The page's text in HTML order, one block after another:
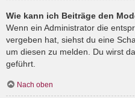
Wie kann ich Beiträge den
Wenn ein Administrator die
vergeben hat, siehst du eine
um diesen zu melden. Du wirst
geführt.
Nach oben